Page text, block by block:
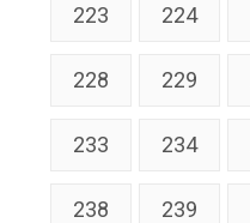
223 224
228 229
233 234
238 239